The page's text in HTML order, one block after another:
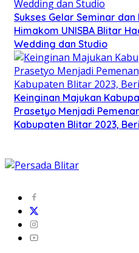
Sukses Gelar Seminar
Himakom UNISBA Blitar
Wedding dan Studio
Keinginan Majukan
Prasetyo Menjadi
Kabupaten Blitar 2023,